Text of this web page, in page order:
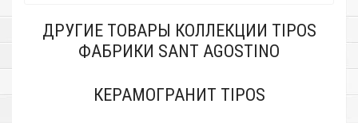
ДРУГИЕ ТОВАРЫ КОЛЛЕКЦИИ TIPOS
ФАБРИКИ SANT AGOSTINO
КЕРАМОГРАНИТ TIPOS